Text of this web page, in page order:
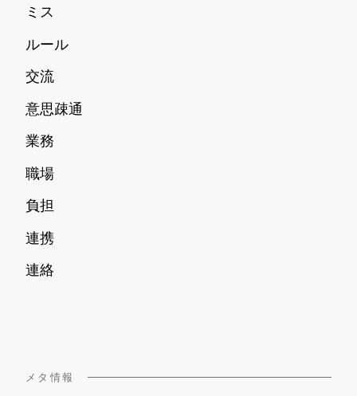
ミス
ルール
交流
意思疎通
業務
職場
負担
連携
連絡
メタ情報